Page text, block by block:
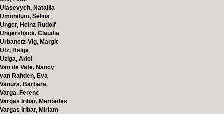
Ulasevych, Nataliia
Umundum, Selina
Unger, Heinz Rudolf
Ungersbäck, Claudia
Urbanetz-Vig, Margit
Utz, Helga
Uziga, Ariel
Van de Vate, Nancy
van Rahden, Eva
Vanura, Barbara
Varga, Ferenc
Vargas Iribar, Mercedes
Vargas Iribar, Miriam